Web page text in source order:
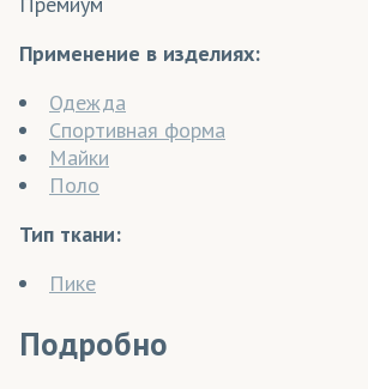
Применение в изделиях:
Одежда
Спортивная форма
Майки
Поло
Тип ткани:
Пике
Подробно